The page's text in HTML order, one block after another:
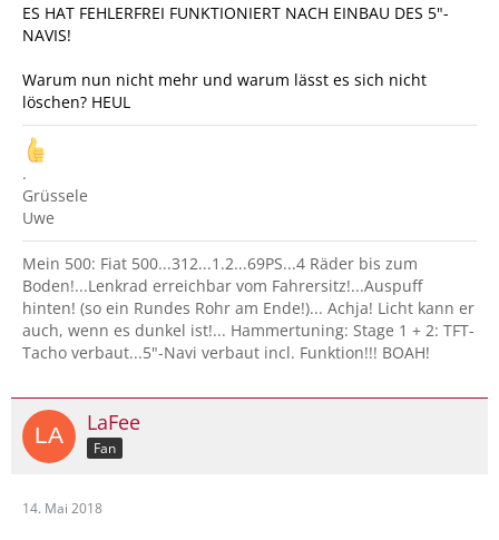
ES HAT FEHLERFREI FUNKTIONIERT NACH EINBAU DES 5"-
NAVIS!
Warum nun nicht mehr und warum lässt es sich nicht
löschen? HEUL
.
Grüssele
Uwe
Mein 500: Fiat 500...312...1.2...69PS...4 Räder bis zum
Boden!...Lenkrad erreichbar vom Fahrersitz!...Auspuff
hinten! (so ein Rundes Rohr am Ende!)... Achja! Licht kann er
auch, wenn es dunkel ist!... Hammertuning: Stage 1 + 2: TFT-
Tacho verbaut...5"-Navi verbaut incl. Funktion!!! BOAH!
LaFee
Fan
14. Mai 2018